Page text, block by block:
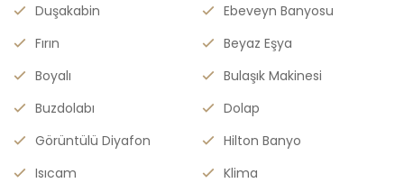
Duşakabin
Ebeveyn Banyosu
Fırın
Beyaz Eşya
Boyalı
Bulaşık Makinesi
Buzdolabı
Dolap
Görüntülü Diyafon
Hilton Banyo
Isıcam
Klima